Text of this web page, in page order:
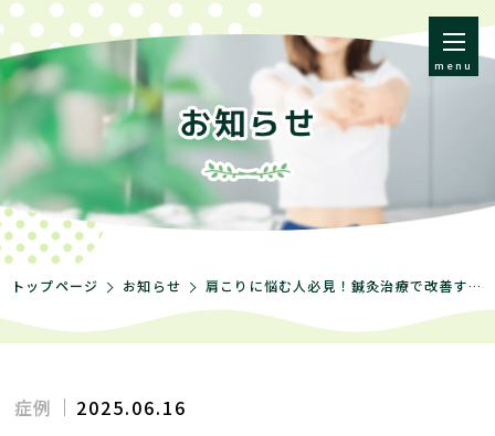
menu
トップページ お知らせ 肩こりに悩む人必見！鍼灸治療で改善する5つの理由 名古屋市東区大曽根の肩こり治療の名医がお伝えする改善法
症例 2025.06.16